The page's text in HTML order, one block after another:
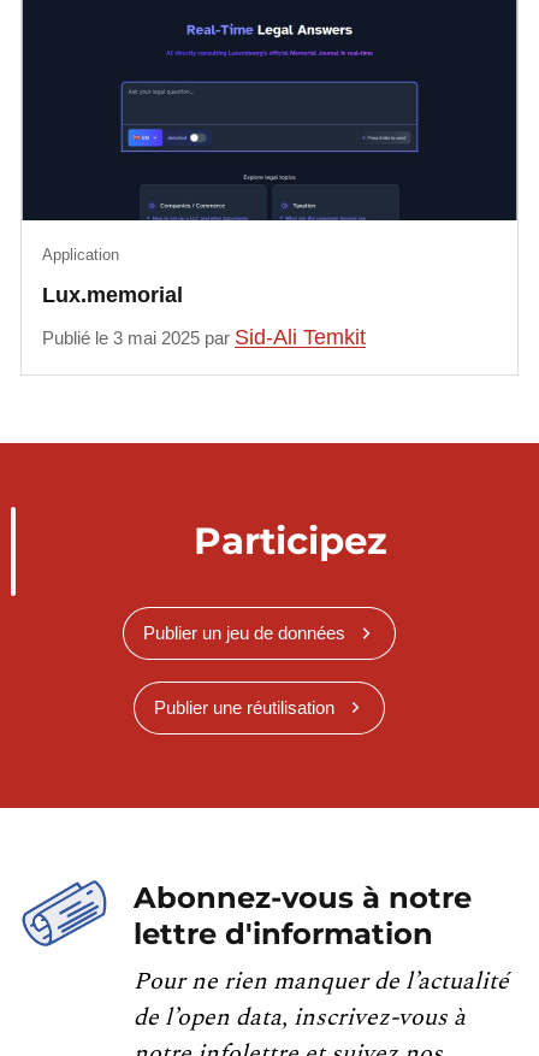
Lux.memorial
Application
Publié le 3 mai 2025 par Sid-Ali Temkit
Participez
Publier un jeu de données
Publier une réutilisation
Abonnez-vous à notre
lettre d'information
Pour ne rien manquer de l’actualité
de l’open data, inscrivez-vous à